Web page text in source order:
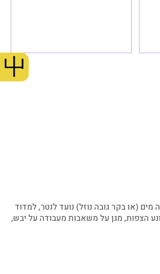
(או בקר גובה נוזל) נועד לנטר, למדוד
הצפות, מגן על משאבות מעבודה על יבש,